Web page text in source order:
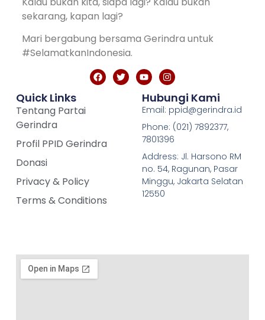
sekarang, kapan lagi?
Mari bergabung bersama Gerindra untuk
#SelamatkanIndonesia.
Quick Links
Tentang Partai
Gerindra
Profil PPID Gerindra
Donasi
Privacy & Policy
Terms & Conditions
Hubungi Kami
Email: ppid@gerindra.id
Phone: (021) 7892377,
7801396
Address: Jl. Harsono RM
no. 54, Ragunan, Pasar
Minggu, Jakarta Selatan
12550